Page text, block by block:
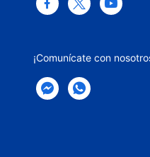
¡Comunícate con